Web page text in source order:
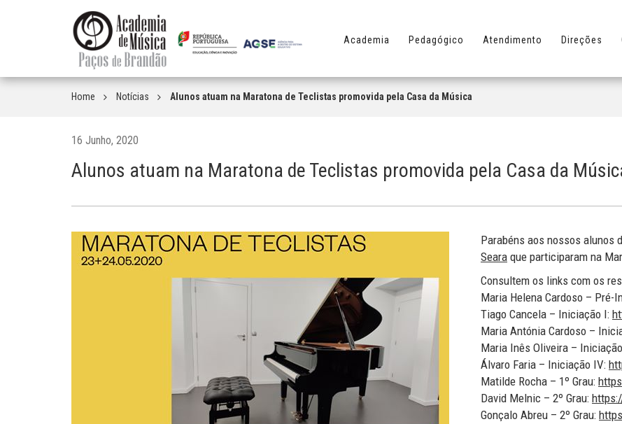
Academia Pedagógico Atendimento Direções
Home Notícias Alunos atuam na Maratona de Teclistas promovida pela Casa da Música
16 Junho, 2020
Alunos atuam na Maratona de Teclistas promovida pela Casa da
Parabéns aos nossos alunos
Seara que participaram na
Consultem os links com os
Maria Helena Cardoso – Pré-
Tiago Cancela – Iniciação I:
Maria Antónia Cardoso –
Maria Inês Oliveira –
Álvaro Faria – Iniciação IV:
Matilde Rocha – 1º Grau:
David Melnic – 2º Grau:
Gonçalo Abreu – 2º Grau: